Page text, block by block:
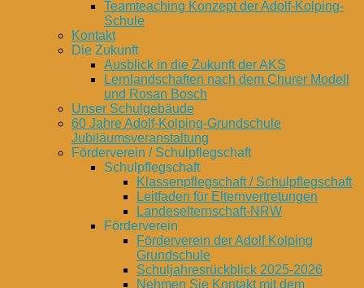
Teamteaching Konzept der Adolf-Kolping-
Schule
Kontakt
Die Zukunft
Ausblick in die Zukunft der AKS
Lernlandschaften nach dem Churer Modell
und Rosan Bosch
Unser Schulgebäude
60 Jahre Adolf-Kolping-Grundschule
Jubiläumsveranstaltung
Förderverein / Schulpflegschaft
Schulpflegschaft
Klassenpflegschaft / Schulpflegschaft
Leitfaden für Elternvertretungen
Landeselternschaft-NRW
Förderverein
Förderverein der Adolf Kolping
Grundschule
Schuljahresrückblick 2025-2026
Nehmen Sie Kontakt mit dem